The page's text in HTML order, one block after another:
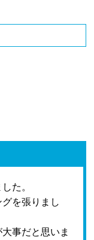
た。
を張りまし
事だと思いま